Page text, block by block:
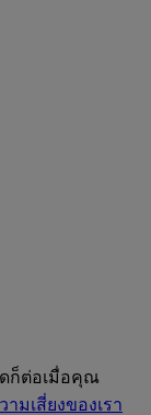
ก็ต่อเมื่อคุณ
มเสี่ยงของเรา